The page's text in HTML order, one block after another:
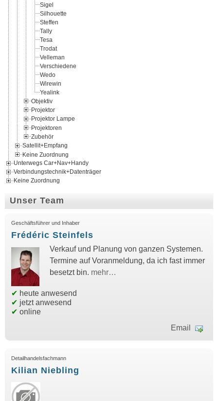
Sigel
Silhouette
Steffen
Tally
Tesa
Trodat
Velleman
Verschiedene
Wedo
Wirewin
Yealink
Objektiv
Projektor
Projektor Lampe
Projektoren
Zubehör
Satellit+Empfang
Keine Zuordnung
Unterwegs Car+Nav+Handy
Verbindungstechnik+Datenträger
Keine Zuordnung
Unser Team
Geschäftsführer und Inhaber
Frédéric Steinfels
Verkauf und Planung von ganzen Systemen.
Termine auf Voranmeldung, da ich fast immer
besetzt bin. mehr…
✔ heute anwesend
✔ jetzt anwesend
✔ online
Email
Detailhandelsfachmann
Kilian Niebling